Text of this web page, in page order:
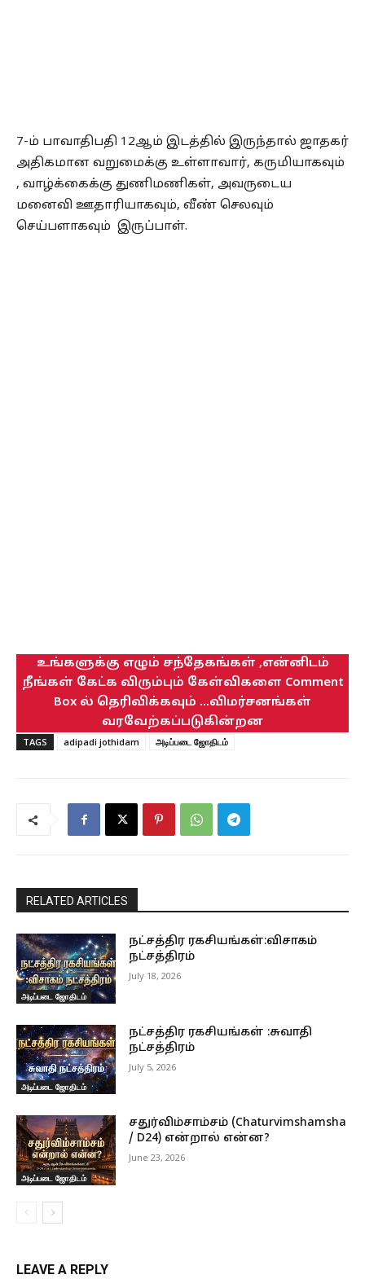
7-ம் பாவாதிபதி 12ஆம் இடத்தில் இருந்தால் ஜாதகர்
அதிகமான வறுமைக்கு உள்ளாவார், கருமியாகவும்
, வாழ்க்கைக்கு துணிமணிகள், அவருடைய
மனைவி ஊதாரியாகவும், வீண் செலவும்
செய்பளாகவும் இருப்பாள்.
உங்களுக்கு எழும் சந்தேகங்கள் ,என்னிடம்
நீங்கள் கேட்க விரும்பும் கேள்விகளை Comment
Box ல் தெரிவிக்கவும் ...விமர்சனங்கள்
வரவேற்கப்படுகின்றன
TAGS adipadi jothidam அடிப்படை ஜோதிடம்
RELATED ARTICLES
அடிப்படை ஜோதிடம்
நட்சத்திர ரகசியங்கள்:விசாகம்
நட்சத்திரம்
July 18, 2026
அடிப்படை ஜோதிடம்
நட்சத்திர ரகசியங்கள் :சுவாதி
நட்சத்திரம்
July 5, 2026
அடிப்படை ஜோதிடம்
சதுர்விம்சாம்சம் (Chaturvimshamsha
/ D24) என்றால் என்ன?
June 23, 2026
LEAVE A REPLY